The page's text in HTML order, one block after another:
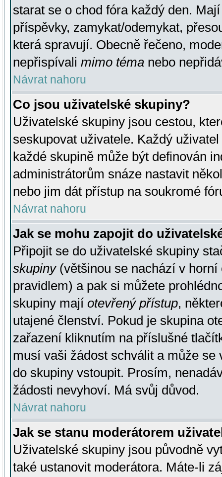
starat se o chod fóra každý den.
příspěvky, zamykat/odemykat,
která spravují. Obecně řečeno,
nepřispívali mimo téma nebo
Návrat nahoru
Co jsou uživatelské skupiny?
Uživatelské skupiny jsou cestou,
seskupovat uživatele. Každý
každé skupině může být definován
administrátorům snáze nastavit
nebo jim dát přístup na soukromé
Návrat nahoru
Jak se mohu zapojit do
Připojit se do uživatelské skupiny
skupiny(většinou se nachází v horní
pravidlem) a pak si můžete
skupiny mají otevřený přístup,
utajené členství. Pokud je skupina
zařazení kliknutím na příslušné
musí vaši žádost schválit a může se
do skupiny vstoupit. Prosím,
žádosti nevyhoví. Má svůj důvod.
Návrat nahoru
Jak se stanu moderátorem
Uživatelské skupiny jsou původně
také ustanovit moderátora. Máte-li